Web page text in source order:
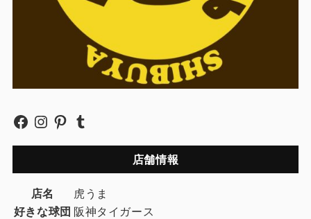
店舗情報
店名
虎うま
好きな球団 阪神タイガース